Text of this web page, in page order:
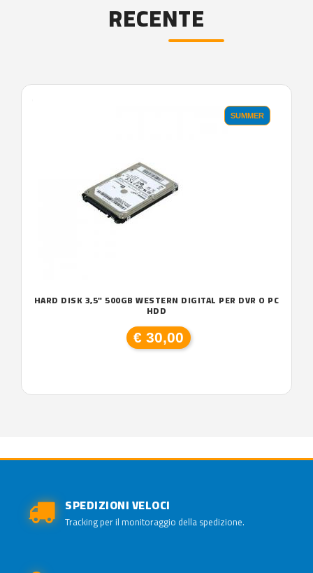
RECENTE
SUMMER
HARD DISK 3,5" 500GB WESTERN DIGITAL PER DVR O PC
HDD
€ 30,00
SPEDIZIONI VELOCI
Tracking per il monitoraggio della spedizione.